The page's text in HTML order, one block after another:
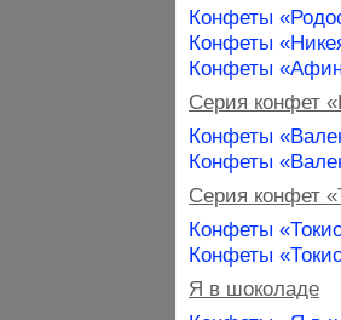
Конфеты
Конфеты
Конфеты
Серия конфет
Конфеты
Конфеты
Серия конфет
Конфеты
Конфеты
Я в шоколаде